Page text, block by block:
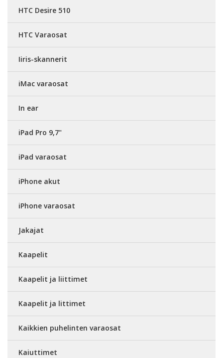
HTC Desire 510
HTC Varaosat
Iiris-skannerit
iMac varaosat
In ear
iPad Pro 9,7"
iPad varaosat
iPhone akut
iPhone varaosat
Jakajat
Kaapelit
Kaapelit ja liittimet
Kaapelit ja littimet
Kaikkien puhelinten varaosat
Kaiuttimet